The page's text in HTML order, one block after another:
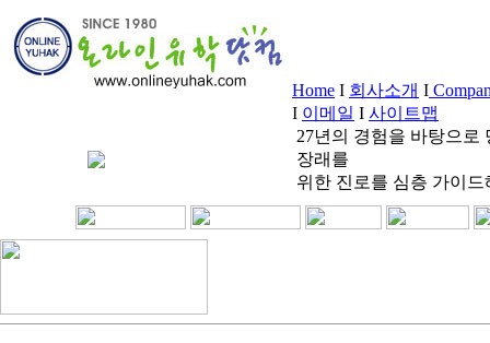
Home I 회사소개 I
I 이메일 I 사이트맵
27년의 경험을 바탕으로
장래를
위한 진로를 심층 가이드